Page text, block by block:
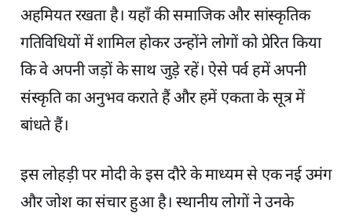
अहमियत रखता है। यहाँ की समाजिक और सांस्कृतिक
गतिविधियों में शामिल होकर उन्होंने लोगों को प्रेरित किया
कि वे अपनी जड़ों के साथ जुड़े रहें। ऐसे पर्व हमें अपनी
संस्कृति का अनुभव कराते हैं और हमें एकता के सूत्र में
बांधते हैं।
इस लोहड़ी पर मोदी के इस दौरे के माध्यम से एक नई उमंग
और जोश का संचार हुआ है। स्थानीय लोगों ने उनके